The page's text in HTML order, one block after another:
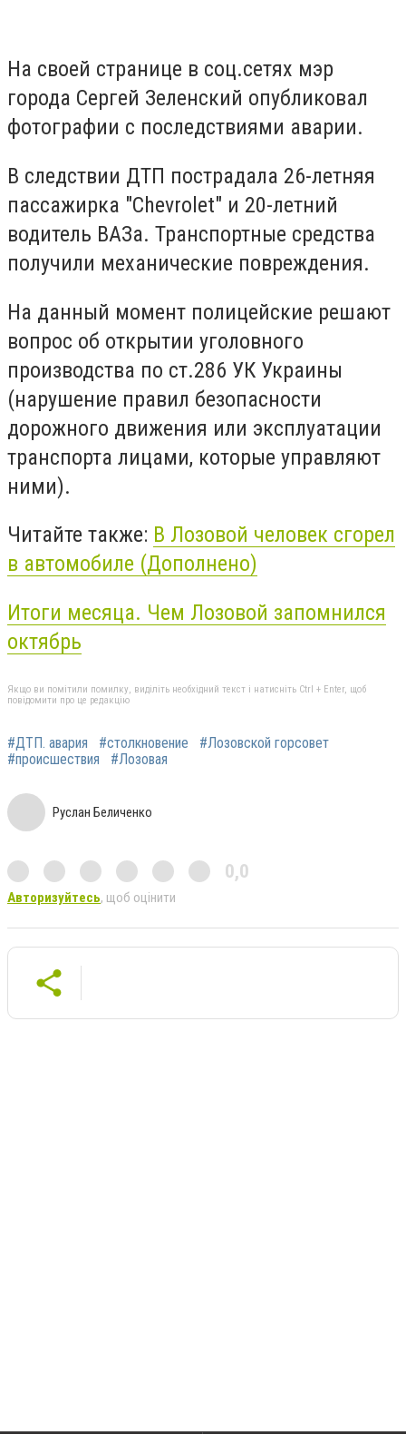
На своей странице в соц.сетях мэр
города Сергей Зеленский опубликовал
фотографии с последствиями аварии.
В следствии ДТП пострадала 26-летняя
пассажирка "Chevrolet" и 20-летний
водитель ВАЗа. Транспортные средства
получили механические повреждения.
На данный момент полицейские решают
вопрос об открытии уголовного
производства по ст.286 УК Украины
(нарушение правил безопасности
дорожного движения или эксплуатации
транспорта лицами, которые управляют
ними).
Читайте также: В Лозовой человек сгорел
в автомобиле (Дополнено)
Итоги месяца. Чем Лозовой запомнился
октябрь
Якщо ви помітили помилку, виділіть необхідний текст і натисніть Ctrl + Enter, щоб
повідомити про це редакцію
#ДТП. авария #столкновение
#Лозовской горсовет
#происшествия
#Лозовая
Руслан Беличенко
0,0
Авторизуйтесь, щоб оцінити